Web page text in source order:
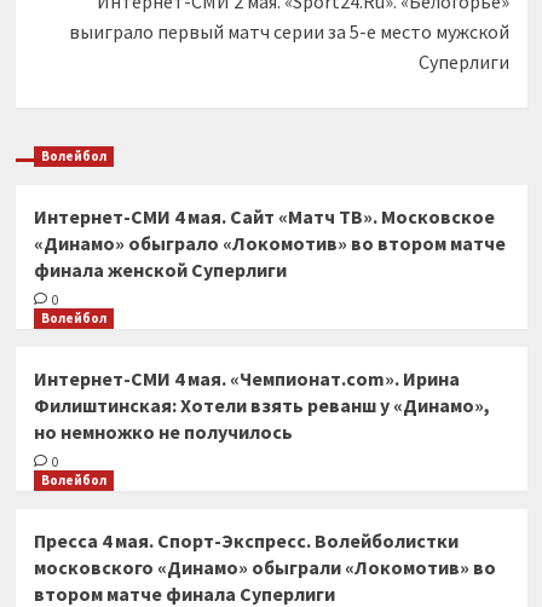
выиграло первый матч серии за 5-е место мужской
Суперлиги
Волейбол
Интернет-СМИ 4 мая. Сайт «Матч ТВ». Московское
«Динамо» обыграло «Локомотив» во втором матче
финала женской Суперлиги
0
Волейбол
Интернет-СМИ 4 мая. «Чемпионат.com». Ирина
Филиштинская: Хотели взять реванш у «Динамо»,
но немножко не получилось
0
Волейбол
Пресса 4 мая. Спорт-Экспресс. Волейболистки
московского «Динамо» обыграли «Локомотив» во
втором матче финала Суперлиги